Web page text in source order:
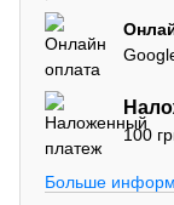
100
Больше